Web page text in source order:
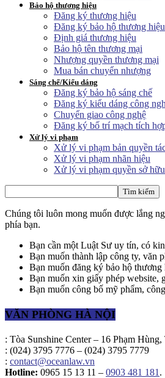
Bảo hộ thương hiệu
Đăng ký thương hiệu
Đăng ký bảo hộ thương hiệu
Định giá thương hiệu
Bảo hộ tên thương mại
Nhượng quyền thương mại
Mua bán chuyển nhượng
Sáng chế/Kiểu dáng
Đăng ký bảo hộ sáng chế
Đăng ký kiểu dáng công
Chuyển giao công nghệ
Đăng ký bố trí mạch tích
Xử lý vi phạm
Xử lý vi phạm bản quyền
Xử lý vi phạm nhãn hiệu
Xử lý vi phạm quyền sở
Chúng tôi luôn mong muốn được lắng
phía bạn.
Bạn cần một Luật Sư uy tín, có
Bạn muốn thành lập công ty, văn
Bạn muốn đăng ký bảo hộ thương
Bạn muốn xin giấy phép website,
Bạn muốn công bố mỹ phẩm,
VĂN PHÒNG HÀ NỘI
: Tòa Sunshine Center – 16 Phạm
: (024) 3795 7776 – (024) 3795 7779
: contact@oceanlaw.vn
Hotline: 0965 15 13 11 – 0903 481 181 .